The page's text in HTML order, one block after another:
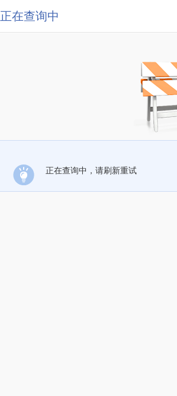
正在查询中
正在查询中，请刷新重试